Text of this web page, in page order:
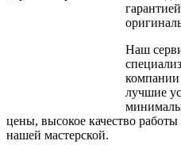
Наш
компании
лучшие
цены, высокое качество
нашей мастерской.